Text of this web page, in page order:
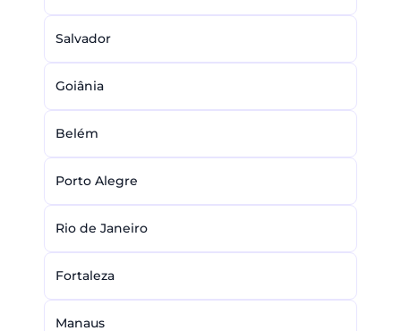
Salvador
Goiânia
Belém
Porto Alegre
Rio de Janeiro
Fortaleza
Manaus